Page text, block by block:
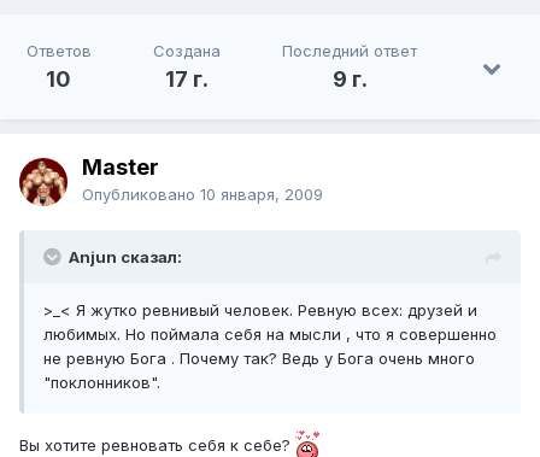
Ответов
10
Создана
17 г.
Последний ответ
9 г.
Master
Опубликовано 10 января, 2009
Anjun сказал:
>_< Я жутко ревнивый человек. Ревную всех: друзей и
любимых. Но поймала себя на мысли , что я совершенно
не ревную Бога . Почему так? Ведь у Бога очень много
"поклонников".
Вы хотите ревновать себя к себе?